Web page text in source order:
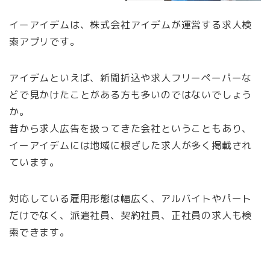
イーアイデムは、株式会社アイデムが運営する求人検
索アプリです。
アイデムといえば、新聞折込や求人フリーペーパーな
どで見かけたことがある方も多いのではないでしょう
か。
昔から求人広告を扱ってきた会社ということもあり、
イーアイデムには地域に根ざした求人が多く掲載され
ています。
対応している雇用形態は幅広く、アルバイトやパート
だけでなく、派遣社員、契約社員、正社員の求人も検
索できます。